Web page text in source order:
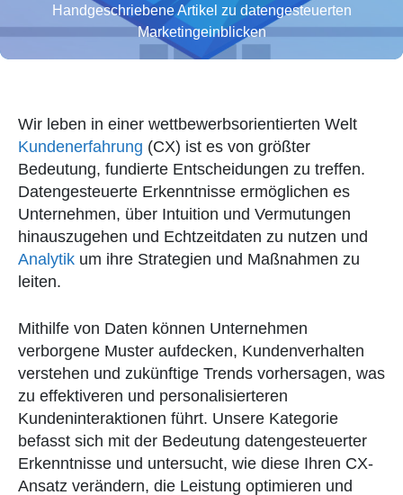
Handgeschriebene Artikel zu datengesteuerten
Marketingeinblicken
Wir leben in einer wettbewerbsorientierten Welt
Kundenerfahrung (CX) ist es von größter
Bedeutung, fundierte Entscheidungen zu treffen.
Datengesteuerte Erkenntnisse ermöglichen es
Unternehmen, über Intuition und Vermutungen
hinauszugehen und Echtzeitdaten zu nutzen und
Analytik um ihre Strategien und Maßnahmen zu
leiten.
Mithilfe von Daten können Unternehmen
verborgene Muster aufdecken, Kundenverhalten
verstehen und zukünftige Trends vorhersagen, was
zu effektiveren und personalisierteren
Kundeninteraktionen führt. Unsere Kategorie
befasst sich mit der Bedeutung datengesteuerter
Erkenntnisse und untersucht, wie diese Ihren CX-
Ansatz verändern, die Leistung optimieren und